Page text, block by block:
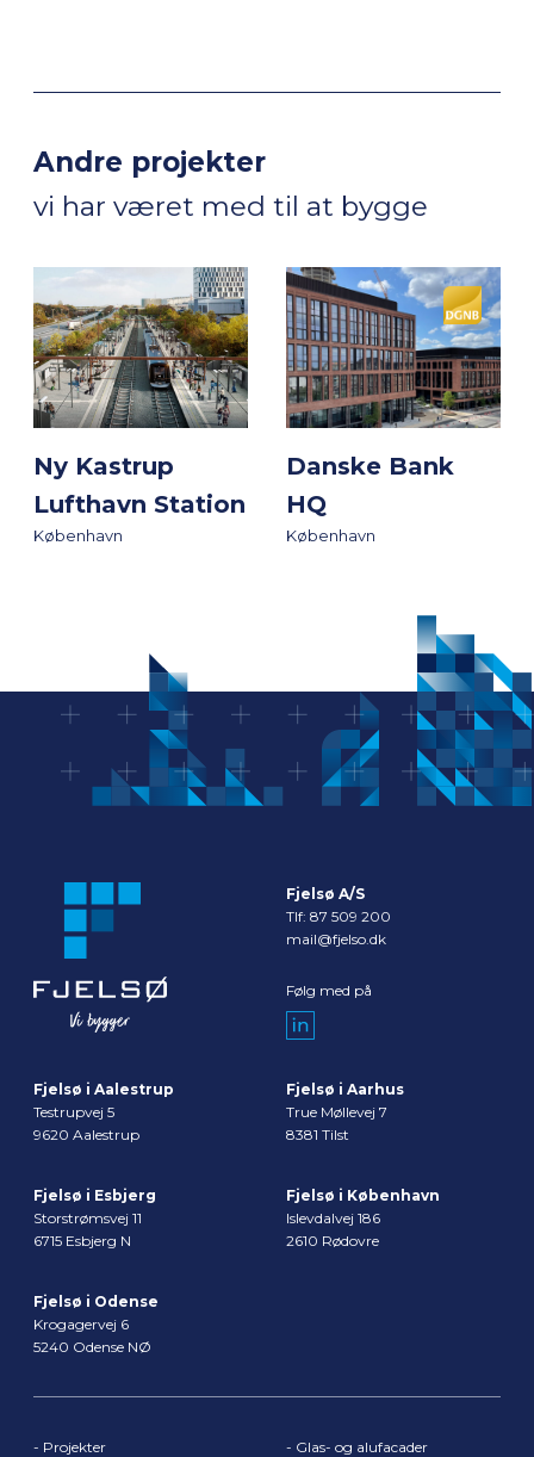
Andre projekter
vi har været med til at bygge
Ny Kastrup
Lufthavn Station
København
Danske Bank
HQ
København
Fjelsø A/S
Tlf: 87 509 200
mail@fjelso.dk
Følg med på
Fjelsø i Aalestrup
Testrupvej 5
9620 Aalestrup
Fjelsø i Aarhus
True Møllevej 7
8381 Tilst
Fjelsø i Esbjerg
Storstrømsvej 11
6715 Esbjerg N
Fjelsø i København
Islevdalvej 186
2610 Rødovre
Fjelsø i Odense
Krogagervej 6
5240 Odense NØ
- Projekter - Glas- og alufacader